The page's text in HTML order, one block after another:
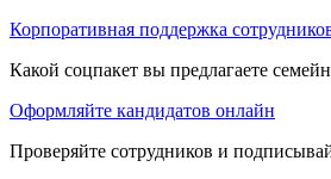
Корпоративная поддержка
Какой соцпакет вы предлагаете
Оформляйте кандидатов онлайн
Проверяйте сотрудников и